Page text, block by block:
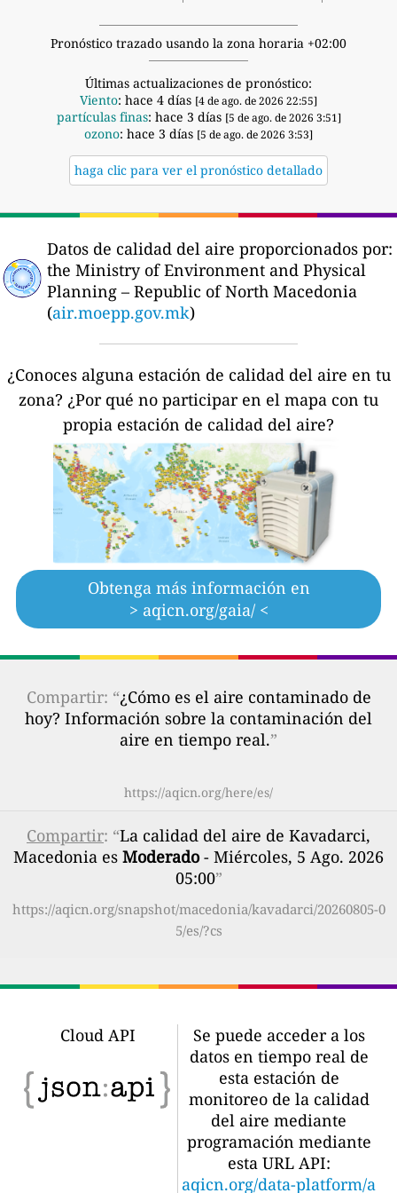
Pronóstico trazado usando la zona horaria +02:00
Últimas actualizaciones de pronóstico:
Viento: hace 4 días [4 de ago. de 2026 22:55]
partículas finas: hace 3 días [5 de ago. de 2026 3:51]
ozono: hace 3 días [5 de ago. de 2026 3:53]
haga clic para ver el pronóstico detallado
Datos de calidad del aire proporcionados por:
the Ministry of Environment and Physical
Planning – Republic of North Macedonia
(air.moepp.gov.mk)
¿Conoces alguna estación de calidad del aire en tu
zona? ¿Por qué no participar en el mapa con tu
propia estación de calidad del aire?
Obtenga más información en
> aqicn.org/gaia/ <
Compartir: “¿Cómo es el aire contaminado de
hoy? Información sobre la contaminación del
aire en tiempo real.”
https://aqicn.org/here/es/
Compartir: “La calidad del aire de Kavadarci,
Macedonia es Moderado- Miércoles, 5 Ago. 2026
05:00”
https://aqicn.org/snapshot/macedonia/kavadarci/20260805-0
5/es/?cs
Cloud API
Se puede acceder a los
datos en tiempo real de
esta estación de
monitoreo de la calidad
del aire mediante
programación mediante
esta URL API:
aqicn.org/data-platform/a